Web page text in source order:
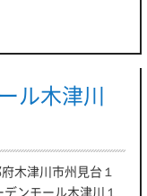
ます！
20：00 となって
ル木津川
木津川市州見台１
ンモール木津川１